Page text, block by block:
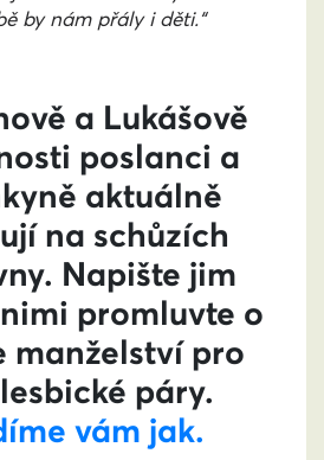
by nám přály i děti.“
a Lukášově
poslanci a
aktuálně
na schůzích
Napište jim
promluvte o
manželství pro
páry.
vám jak.